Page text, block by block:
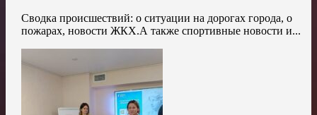
Сводка происшествий: о ситуации на дорогах города, о
пожарах, новости ЖКХ.А также спортивные новости и...